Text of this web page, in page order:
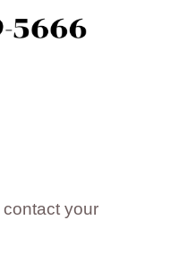
your